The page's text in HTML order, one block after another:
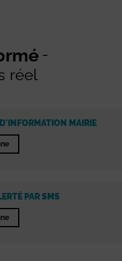
réel
MAIRIE
PAR SMS